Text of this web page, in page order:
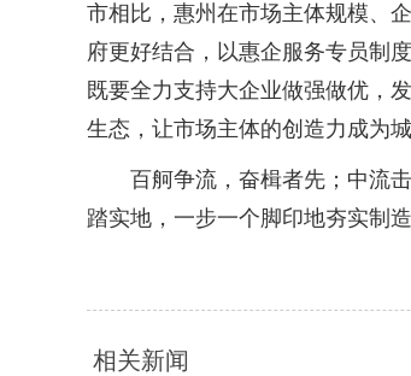
市相比，惠州在市场主体规模、
府更好结合，以惠企服务专员制
既要全力支持大企业做强做优，
生态，让市场主体的创造力成为
百舸争流，奋楫者先；中流击
踏实地，一步一个脚印地夯实制
相关新闻